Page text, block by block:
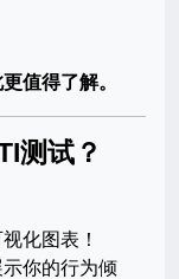
值得了解。
测试？
化图表！
你的行为倾